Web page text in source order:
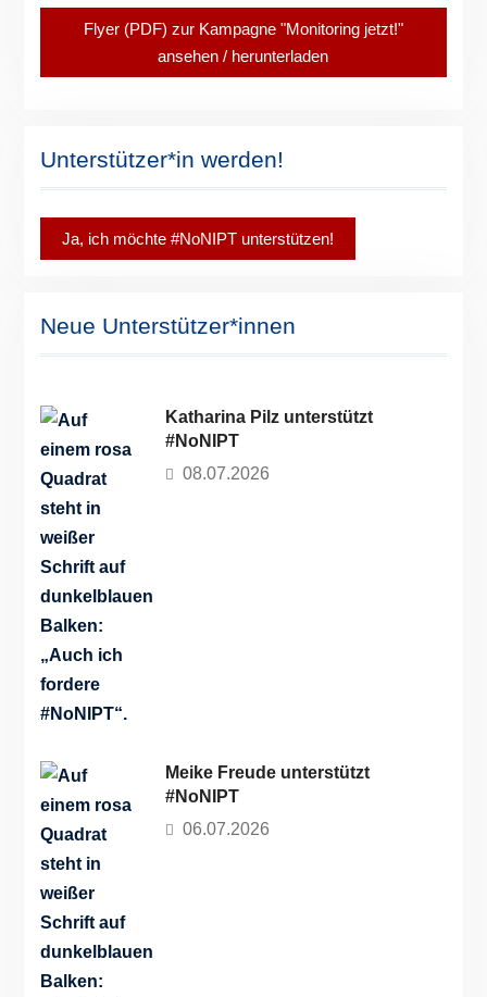
Flyer (PDF) zur Kampagne "Monitoring jetzt!"
ansehen / herunterladen
Unterstützer*in werden!
Ja, ich möchte #NoNIPT unterstützen!
Neue Unterstützer*innen
Katharina Pilz unterstützt
#NoNIPT
08.07.2026
Meike Freude unterstützt
#NoNIPT
06.07.2026